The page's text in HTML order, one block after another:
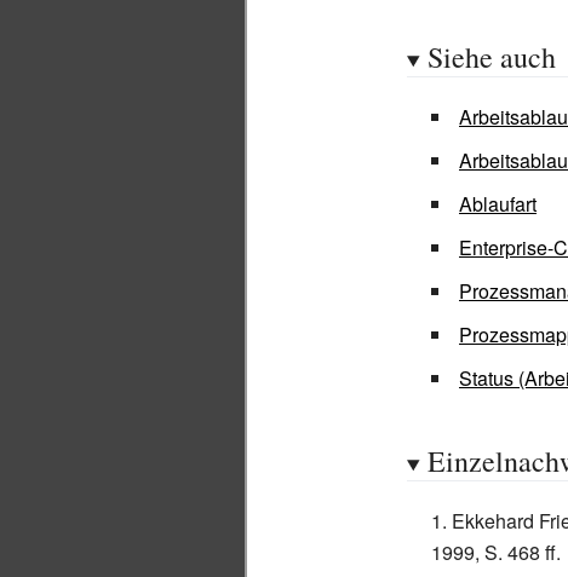
Siehe auch
Ablaufart
Enterprise-
Status
Ekkehard
1999, S. 468 ff.